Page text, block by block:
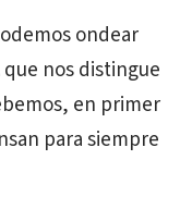
ondear
que nos distingue
en primer
para siempre